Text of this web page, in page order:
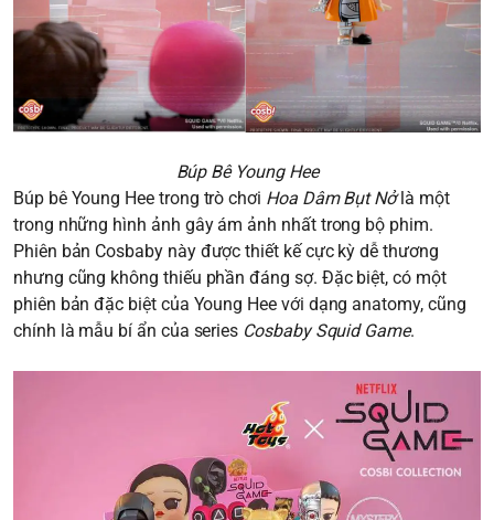
Búp Bê Young Hee
Búp bê Young Hee trong trò chơi Hoa Dâm Bụt Nởlà một
trong những hình ảnh gây ám ảnh nhất trong bộ phim.
Phiên bản Cosbaby này được thiết kế cực kỳ dễ thương
nhưng cũng không thiếu phần đáng sợ. Đặc biệt, có một
phiên bản đặc biệt của Young Hee với dạng anatomy, cũng
chính là mẫu bí ẩn của series Cosbaby Squid Game.